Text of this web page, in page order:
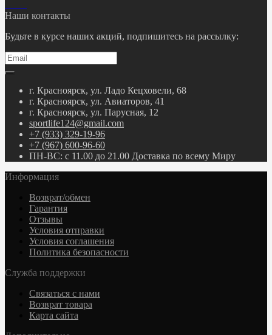
Наши контакты
Будьте в курсе наших акций, подпишитесь на рассылку:
г. Красноярск, ул. Ладо Кецховели, 68
г. Красноярск, ул. Авиаторов, 41
г. Красноярск, ул. Парусная, 12
sportlife124@gmail.com
+7 (933) 329-19-96
+7 (967) 600-96-60
ПН-ВС: с 11.00 до 21.00 Доставка по всему Миру
Информация
Возврат/обмен
Гарантия
Отзывы
Условия отправки
Условия соглашения
Политика безопасности
Служба поддержки
Связаться с нами
Возврат товара
Карта сайта